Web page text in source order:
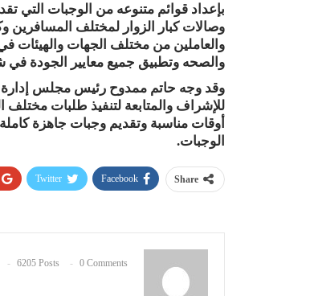
بإعداد قوائم متنوعه من الوجبات التي
وصالات كبار الزوار لمختلف المسافرين
والعاملين من مختلف الجهات والهيئات
والصحه وتطبيق جميع معايير الجودة في
وقد وجه حاتم ممدوح رئيس مجلس إدارة
للإشراف والمتابعة لتنفيذ طلبات
أوقات مناسبة وتقديم وجبات جاهزة
الوجبات.
Share
Facebook
Twitter
6205 Posts 0 Comments